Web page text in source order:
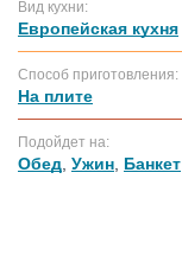
Вид кухни:
Европейская кухня
Способ приготовления:
На плите
Подойдет на:
Обед Ужин Банкет